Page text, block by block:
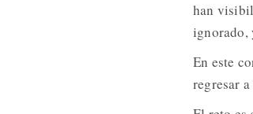
han
ignorado,
En este
regresar